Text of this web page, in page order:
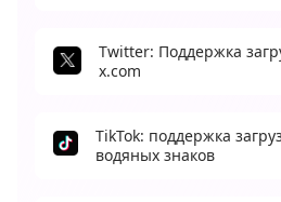
Twitter: Поддержка
x.com
TikTok: поддержка
водяных знаков